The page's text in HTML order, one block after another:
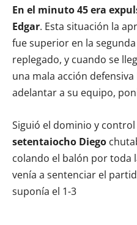
En el minuto 45 era
Edgar. Esta situación la
fue superior en la
replegado, y cuando se
una mala acción defensiva
adelantar a su equipo,
Siguió el dominio y control
setentaiocho Diego
colando el balón por toda
venía a sentenciar el
suponía el 1-3